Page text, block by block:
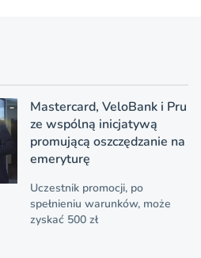
Mastercard, VeloBank i Pru
ze wspólną inicjatywą
promującą oszczędzanie na
emeryturę
Uczestnik promocji, po
spełnieniu warunków, może
zyskać 500 zł